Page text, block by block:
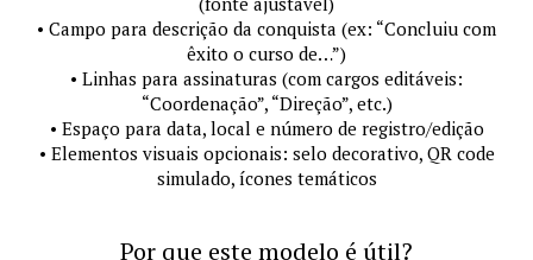
• Campo para descrição da conquista (ex: “Concluiu com
êxito o curso de…”)
• Linhas para assinaturas (com cargos editáveis:
“Coordenação”, “Direção”, etc.)
• Espaço para data, local e número de registro/edição
• Elementos visuais opcionais: selo decorativo, QR code
simulado, ícones temáticos
Por que este modelo é útil?